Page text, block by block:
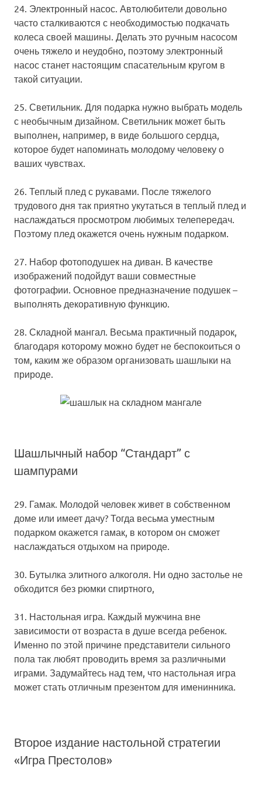
24. Электронный насос. Автолюбители довольно
часто сталкиваются с необходимостью подкачать
колеса своей машины. Делать это ручным насосом
очень тяжело и неудобно, поэтому электронный
насос станет настоящим спасательным кругом в
такой ситуации.
25. Светильник. Для подарка нужно выбрать модель
с необычным дизайном. Светильник может быть
выполнен, например, в виде большого сердца,
которое будет напоминать молодому человеку о
ваших чувствах.
26. Теплый плед с рукавами. После тяжелого
трудового дня так приятно укутаться в теплый плед и
наслаждаться просмотром любимых телепередач.
Поэтому плед окажется очень нужным подарком.
27. Набор фотоподушек на диван. В качестве
изображений подойдут ваши совместные
фотографии. Основное предназначение подушек –
выполнять декоративную функцию.
28. Складной мангал. Весьма практичный подарок,
благодаря которому можно будет не беспокоиться о
том, каким же образом организовать шашлыки на
природе.
Шашлычный набор “Стандарт” с
шампурами
29. Гамак. Молодой человек живет в собственном
доме или имеет дачу? Тогда весьма уместным
подарком окажется гамак, в котором он сможет
наслаждаться отдыхом на природе.
30. Бутылка элитного алкоголя. Ни одно застолье не
обходится без рюмки спиртного,
31. Настольная игра. Каждый мужчина вне
зависимости от возраста в душе всегда ребенок.
Именно по этой причине представители сильного
пола так любят проводить время за различными
играми. Задумайтесь над тем, что настольная игра
может стать отличным презентом для именинника.
Второе издание настольной стратегии
«Игра Престолов»